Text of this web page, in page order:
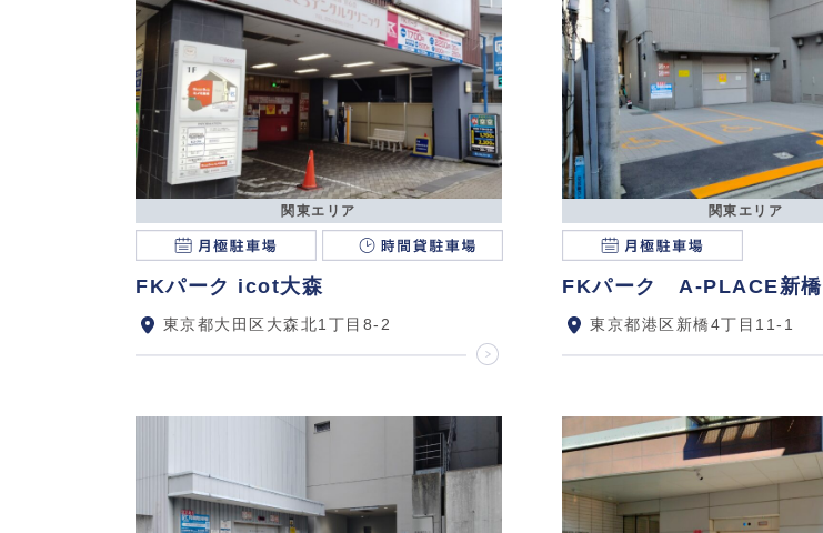
関東エリア
FKパーク icot大森
東京都大田区大森北1丁目8-2
関東エリア
FKパーク A-PLACE新橋
東京都港区新橋4丁目11-1